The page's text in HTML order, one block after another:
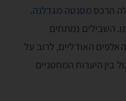
הרכסמסנטה מגדלנה.
השבילים נמתחים
האודליים, לרוב על
בין היערות המחטניים